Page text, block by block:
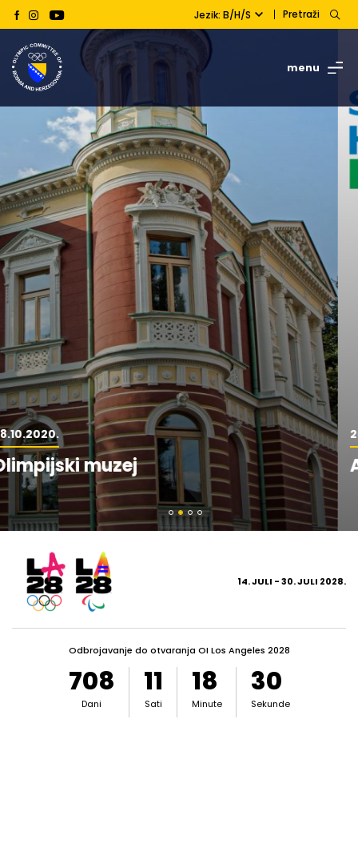
Jezik: B/H/S Pretraži
menu
20.07.2026.
Aktivni projekti Evropske unije
14. JULI - 30. JULI 2028.
Odbrojavanje do otvaranja OI Los Angeles 2028
708
Dani
11
Sati
18
Minute
29
Sekunde